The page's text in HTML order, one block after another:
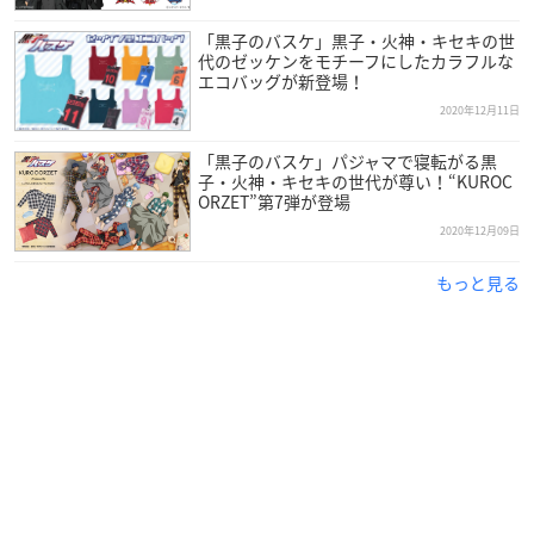
【発売日】
2021年03月
サイズ：縦約57mm×横約55mm
素材：アクリル
全7種
※ランダム販売になります。
※1セットのご購入で全種揃わない場合もあります。予めご了
承ください。
「黒子のバスケ」黒子・火神・キセキの世
代のゼッケンをモチーフにしたカラフルな
エコバッグが新登場！
2020年12月11日
「黒子のバスケ」パジャマで寝転がる黒
子・火神・キセキの世代が尊い！“KUROC
ORZET”第7弾が登場
2020年12月09日
もっと見る